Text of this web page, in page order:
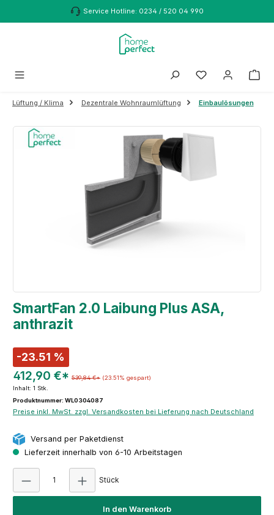
Zum Hauptinhalt springenService Hotline: 0234 / 520 04 990
Lüftung / Klima Dezentrale Wohnraumlüftung Einbaulösungen
Bildergalerie überspringen
SmartFan 2.0 Laibung Plus ASA,
anthrazit
-23.51 %
412,90 €* 539,84 €* (23.51% gespart)
Inhalt: 1 Stk.
Produktnummer: WL0304087
Preise inkl. MwSt. zzgl. Versandkosten bei Lieferung nach Deutschland
Versand per Paketdienst
Lieferzeit innerhalb von 6-10 Arbeitstagen
Stück
In den Warenkorb